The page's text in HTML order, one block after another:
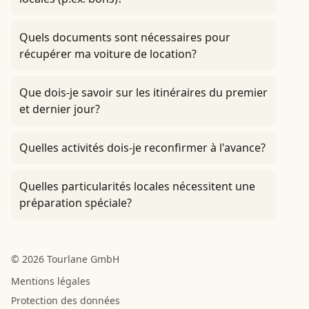
Quels documents sont nécessaires pour
récupérer ma voiture de location?
Que dois-je savoir sur les itinéraires du premier
et dernier jour?
Quelles activités dois-je reconfirmer à l'avance?
Quelles particularités locales nécessitent une
préparation spéciale?
© 2026 Tourlane GmbH
Mentions légales
Protection des données